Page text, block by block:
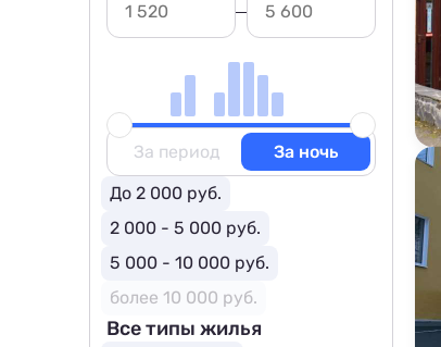
За период
За ночь
До 2 000 руб.
2 000 - 5 000 руб.
5 000 - 10 000 руб.
более 10 000 руб.
Все типы жилья